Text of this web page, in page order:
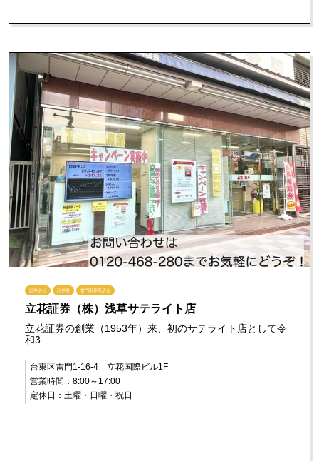
証券会社 証券業 雷門田原商店会
立花証券（株）浅草サテライト店
立花証券の創業（1953年）来、初のサテライト店として令
和3…
台東区雷門1-16-4 立花国際ビル1F
営業時間：8:00～17:00
定休日：土曜・日曜・祝日